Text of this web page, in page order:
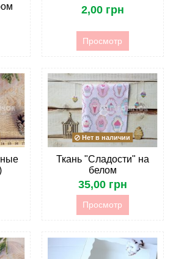
2,00 грн
Просмотр
Нет в наличии
Ткань "Сладости" на
белом
35,00 грн
Просмотр